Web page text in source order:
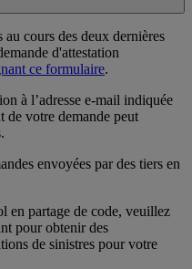
cours des deux dernières
d'attestation
ce formulaire.
à l’adresse e-mail indiquée
de votre demande peut
envoyées par des tiers en
en partage de code, veuillez
pour obtenir des
de sinistres pour votre